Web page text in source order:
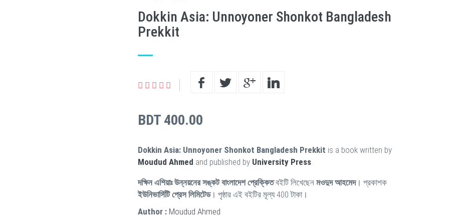
Dokkin Asia: Unnoyoner Shonkot Bangladesh
Prekkit
BDT 400.00
Dokkin Asia: Unnoyoner Shonkot Bangladesh Prekkit is a book written by
Moudud Ahmed and published by University Press.
দক্ষিন এশিয়াঃ উন্নয়নের সঙ্কট বাংলাদেশ প্রেক্কিতবইটি লিখেছেন মওদুদ আহমেদ। প্রকাশক
ইউনিভার্সিটি প্রেস লিমিটেড। পৃষ্ঠার এই বইটির মূল্য 400 টাকা।
Author : Moudud Ahmed